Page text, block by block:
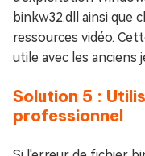
binkw32.dll ainsi que
ressources vidéo.
utile avec les anciens
Solution 5 :
professionnel